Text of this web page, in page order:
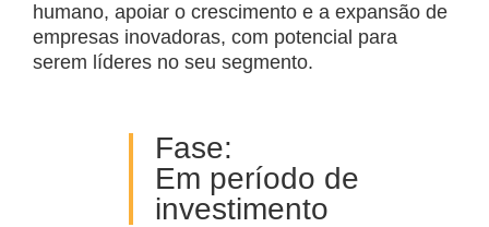
humano, apoiar o crescimento e a expansão de
empresas inovadoras, com potencial para
serem líderes no seu segmento.
Fase:
Em período de
investimento